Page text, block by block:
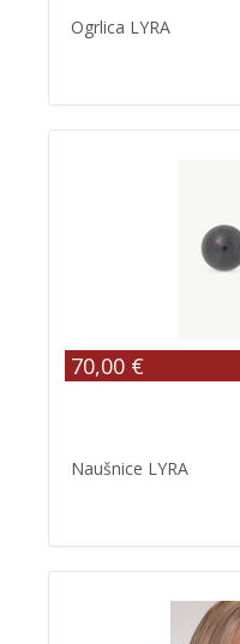
Ogrlica LYRA
70,00 €
Naušnice LYRA